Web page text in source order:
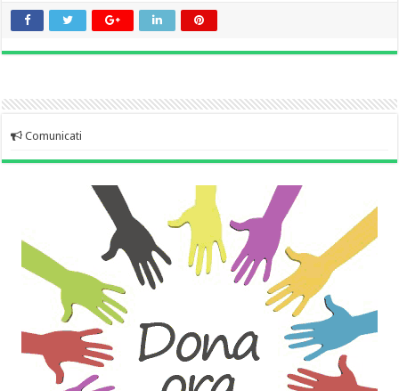
Comunicati